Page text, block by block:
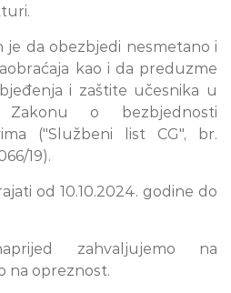
je da obezbjedi nesmetano i
kao i da preduzme
i zaštite učesnika u
Zakonu o bezbjednosti
("Službeni list CG", br.
19).
od 10.10.2024. godine do
zahvaljujemo na
na opreznost.